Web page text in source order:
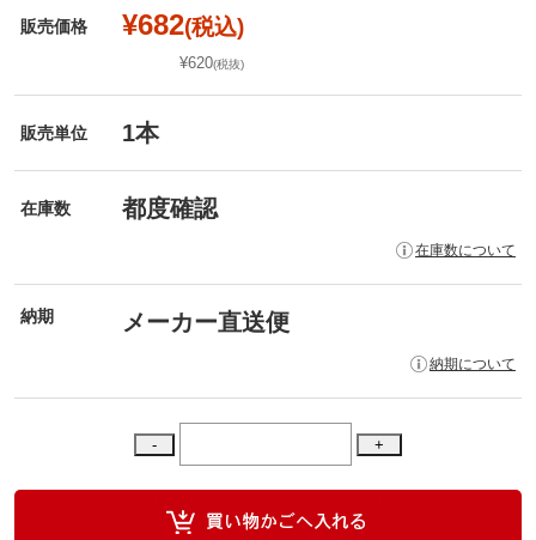
販売価格 ¥682(税込)
¥620(税抜)
販売単位 1本
在庫数 都度確認
在庫数について
納期 メーカー直送便
納期について